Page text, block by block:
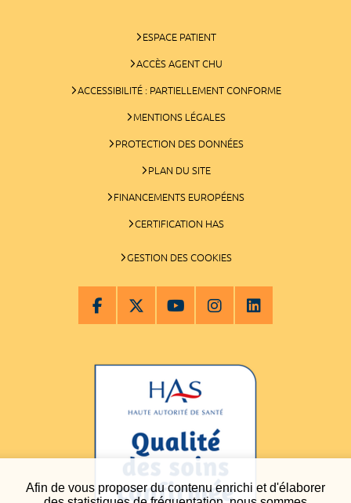
Afin de vous proposer du contenu enrichi et d'élaborer
ESPACE PATIENT
ACCÈS AGENT CHU
ACCESSIBILITÉ : PARTIELLEMENT CONFORME
MENTIONS LÉGALES
PROTECTION DES DONNÉES
PLAN DU SITE
FINANCEMENTS EUROPÉENS
CERTIFICATION HAS
GESTION DES COOKIES